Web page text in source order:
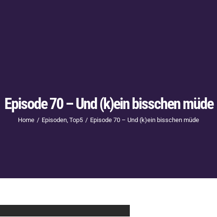
Episode 70 – Und (k)ein bisschen müde
Home Episoden Top5 Episode 70 – Und (k)ein bisschen müde